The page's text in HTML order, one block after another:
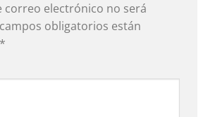
correo electrónico no será
obligatorios están
*